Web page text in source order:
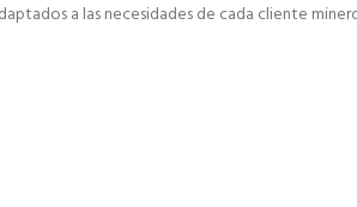
a las necesidades de cada cliente